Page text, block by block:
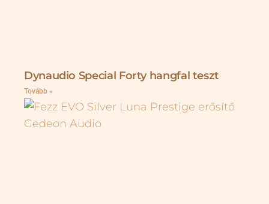
Dynaudio Special Forty hangfal teszt
Tovább »